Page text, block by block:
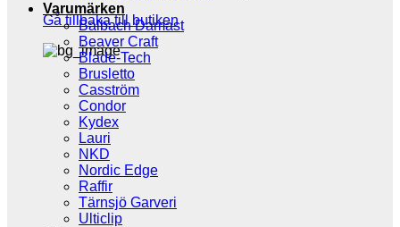
Gå tillbaka till butiken
Varumärken
Balbach Damast
Beaver Craft
Blade-Tech
Brusletto
Casström
Condor
Kydex
Lauri
NKD
Nordic Edge
Raffir
Tärnsjö Garveri
Ulticlip